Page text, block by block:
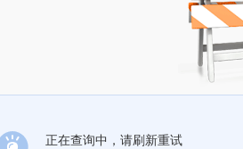
正在查询中，请刷新重试